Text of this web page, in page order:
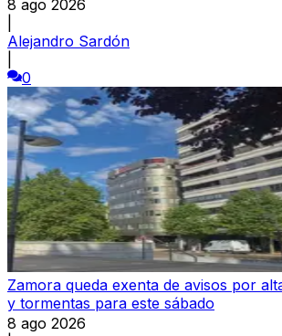
8 ago 2026
Alejandro Sardón
0
Zamora queda exenta de avisos por
y tormentas para este sábado
8 ago 2026